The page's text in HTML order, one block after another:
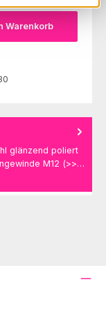
Warenkorb
glänzend poliert
M12 (>>…